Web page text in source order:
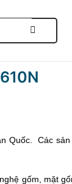
Quốc.  Các
gốm, mặt